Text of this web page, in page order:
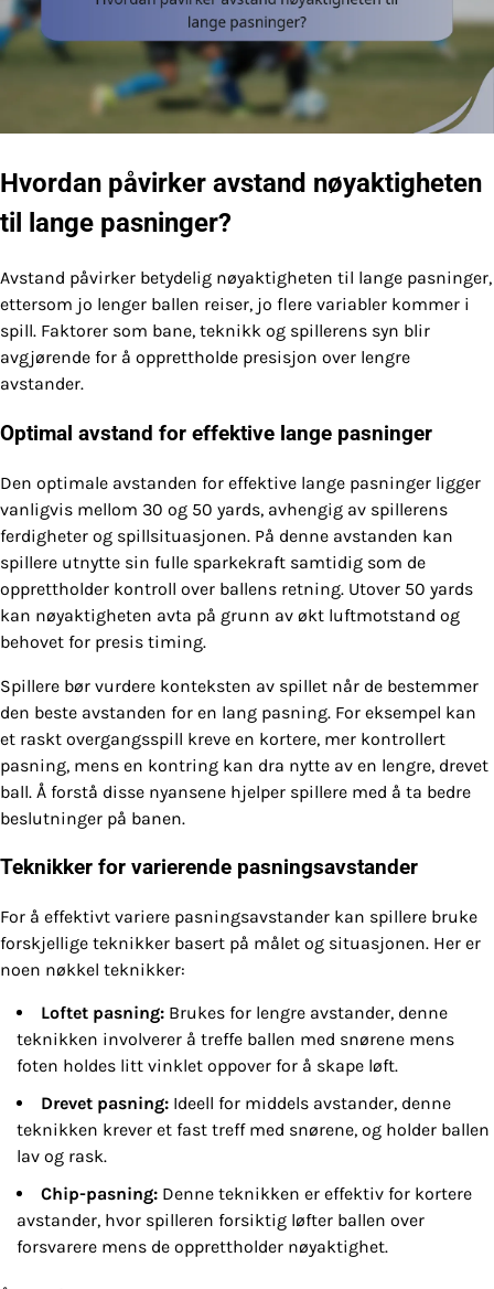
Hvordan påvirker avstand nøyaktigheten
til lange pasninger?
Avstand påvirker betydelig nøyaktigheten til lange pasninger,
ettersom jo lenger ballen reiser, jo flere variabler kommer i
spill. Faktorer som bane, teknikk og spillerens syn blir
avgjørende for å opprettholde presisjon over lengre
avstander.
Optimal avstand for effektive lange pasninger
Den optimale avstanden for effektive lange pasninger ligger
vanligvis mellom 30 og 50 yards, avhengig av spillerens
ferdigheter og spillsituasjonen. På denne avstanden kan
spillere utnytte sin fulle sparkekraft samtidig som de
opprettholder kontroll over ballens retning. Utover 50 yards
kan nøyaktigheten avta på grunn av økt luftmotstand og
behovet for presis timing.
Spillere bør vurdere konteksten av spillet når de bestemmer
den beste avstanden for en lang pasning. For eksempel kan
et raskt overgangsspill kreve en kortere, mer kontrollert
pasning, mens en kontring kan dra nytte av en lengre, drevet
ball. Å forstå disse nyansene hjelper spillere med å ta bedre
beslutninger på banen.
Teknikker for varierende pasningsavstander
For å effektivt variere pasningsavstander kan spillere bruke
forskjellige teknikker basert på målet og situasjonen. Her er
noen nøkkel teknikker:
Loftet pasning: Brukes for lengre avstander, denne
teknikken involverer å treffe ballen med snørene mens
foten holdes litt vinklet oppover for å skape løft.
Drevet pasning: Ideell for middels avstander, denne
teknikken krever et fast treff med snørene, og holder ballen
lav og rask.
Chip-pasning: Denne teknikken er effektiv for kortere
avstander, hvor spilleren forsiktig løfter ballen over
forsvarere mens de opprettholder nøyaktighet.